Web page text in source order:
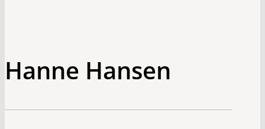
Hanne Hansen